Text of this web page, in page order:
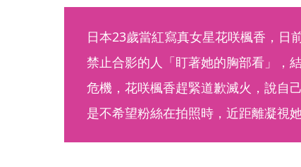
日本23歲當紅寫真女星花咲楓香，日
禁止合影的人「盯著她的胸部看」，
危機，花咲楓香趕緊道歉滅火，說自
是不希望粉絲在拍照時，近距離凝視她